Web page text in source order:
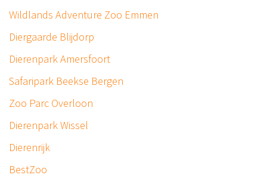
Wildlands Adventure Zoo Emmen
Diergaarde Blijdorp
Dierenpark Amersfoort
Safaripark Beekse Bergen
Zoo Parc Overloon
Dierenpark Wissel
Dierenrijk
BestZoo